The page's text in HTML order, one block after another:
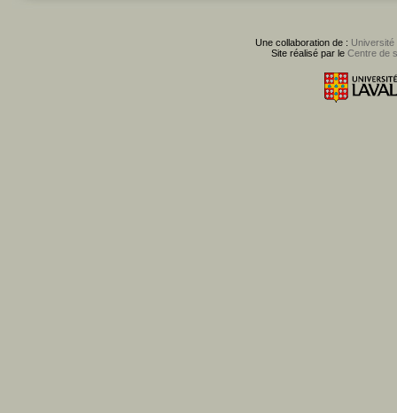
Une collaboration de : Université
Site réalisé par le Centre de